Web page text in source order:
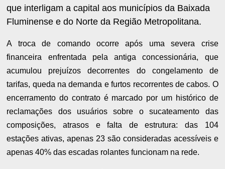
que interligam a capital aos municípios da Baixada
Fluminense e do Norte da Região Metropolitana.
A troca de comando ocorre após uma severa crise
financeira enfrentada pela antiga concessionária, que
acumulou prejuízos decorrentes do congelamento de
tarifas, queda na demanda e furtos recorrentes de cabos. O
encerramento do contrato é marcado por um histórico de
reclamações dos usuários sobre o sucateamento das
composições, atrasos e falta de estrutura: das 104
estações ativas, apenas 23 são consideradas acessíveis e
apenas 40% das escadas rolantes funcionam na rede.